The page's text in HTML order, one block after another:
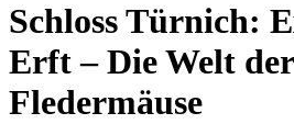
Schloss Türnich:
Erft – Die Welt der
Fledermäuse